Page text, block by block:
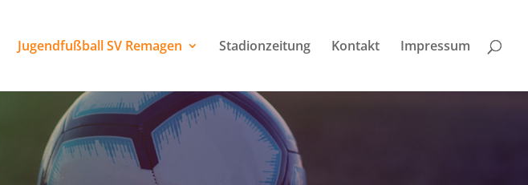
Jugendfußball SV Remagen Stadionzeitung Kontakt Impressum